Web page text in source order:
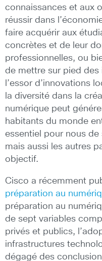
connaissances et aux
réussir dans
faire acquérir aux
concrètes et de leur
professionnelles, ou
de mettre sur pied
l’essor d’innovations
la diversité dans la
numérique peut
habitants du monde
essentiel pour nous de
mais aussi les autres
objectif.
Cisco a récemment
préparation au
préparation au
de sept variables
privés et publics,
infrastructures
dégagé des